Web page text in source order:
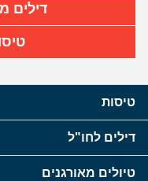
דילים
טיסות
דילים לחו"ל
טיולים מאורגנים